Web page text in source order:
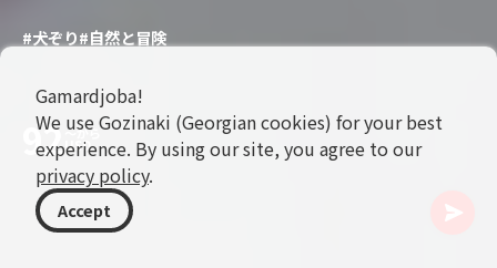
#犬ぞり#自然と冒険
92〜から
USD
Gamardjoba!
We use Gozinaki (Georgian cookies) for your best
experience. By using our site, you agree to our
privacy policy.
Accept